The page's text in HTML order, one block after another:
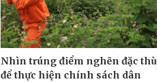
Nhìn trúng điểm nghẽn đặc thù
để thực hiện chính sách dân